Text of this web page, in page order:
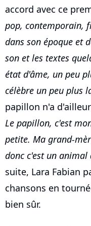
accord avec ce
pop, contemporain,
dans son époque et
son et les textes
état d'âme, un peu
célèbre un peu plus
papillon n'a
Le papillon, c'est
petite. Ma grand-
donc c'est un
suite, Lara Fabian
chansons en
bien sûr.